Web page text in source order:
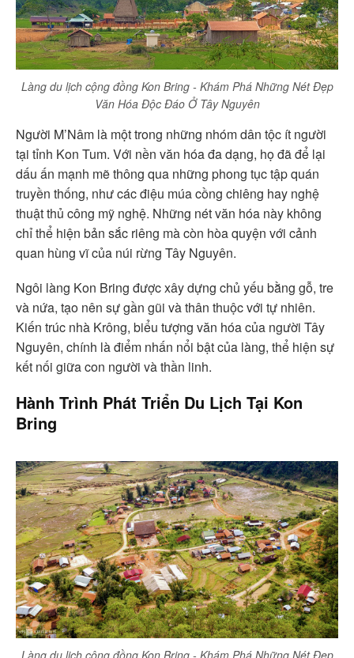
Làng du lịch cộng đồng Kon Bring - Khám Phá Những Nét Đẹp
Văn Hóa Độc Đáo Ở Tây Nguyên
Người M’Nâm là một trong những nhóm dân tộc ít người
tại tỉnh Kon Tum. Với nền văn hóa đa dạng, họ đã để lại
dấu ấn mạnh mẽ thông qua những phong tục tập quán
truyền thống, như các điệu múa cồng chiêng hay nghệ
thuật thủ công mỹ nghệ. Những nét văn hóa này không
chỉ thể hiện bản sắc riêng mà còn hòa quyện với cảnh
quan hùng vĩ của núi rừng Tây Nguyên.
Ngôi làng Kon Bring được xây dựng chủ yếu bằng gỗ, tre
và nứa, tạo nên sự gần gũi và thân thuộc với tự nhiên.
Kiến trúc nhà Krông, biểu tượng văn hóa của người Tây
Nguyên, chính là điểm nhấn nổi bật của làng, thể hiện sự
kết nối giữa con người và thần linh.
Hành Trình Phát Triển Du Lịch Tại Kon
Bring
Làng du lịch cộng đồng Kon Bring - Khám Phá Những Nét Đẹp